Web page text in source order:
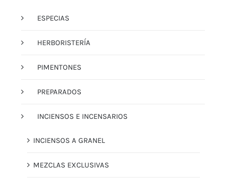
ESPECIAS
HERBORISTERÍA
PIMENTONES
PREPARADOS
INCIENSOS E INCENSARIOS
INCIENSOS A GRANEL
MEZCLAS EXCLUSIVAS